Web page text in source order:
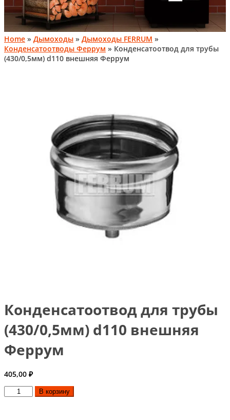
Home » Дымоходы » Дымоходы FERRUM »
Конденсатоотводы Феррум » Конденсатоотвод для трубы
(430/0,5мм) d110 внешняя Феррум
Конденсатоотвод для трубы
(430/0,5мм) d110 внешняя
Феррум
405,00 ₽
КоличествоВ корзину